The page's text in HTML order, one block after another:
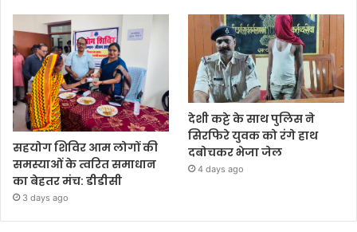
सहयोग शिविर आम लोगों की
समस्याओं के त्वरित समाधान
का बेहतर मंच: डीडीसी
3 days ago
देशी कट्टे के साथ पुलिस ने
सिरफिरे युवक को रंगे हाथ
दबोचकर भेजा जेल
4 days ago